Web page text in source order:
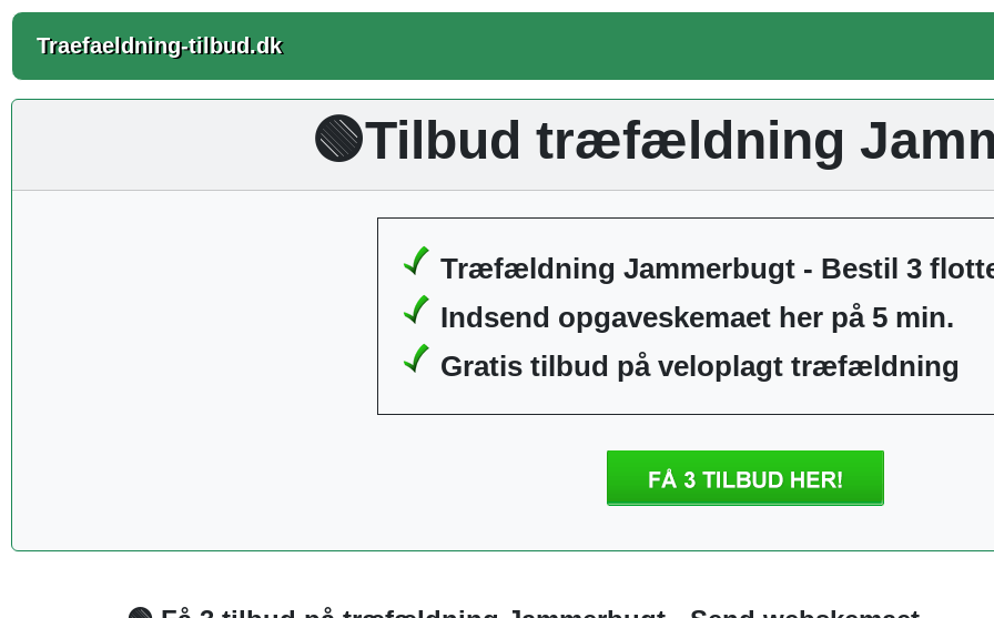
Traefaeldning-tilbud.dk
🟢Tilbud træfældning
Træfældning Jammerbugt - Bestil 3
Indsend opgaveskemaet her på 5 min.
Gratis tilbud på veloplagt træfældning